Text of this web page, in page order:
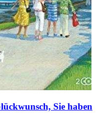
Sie haben